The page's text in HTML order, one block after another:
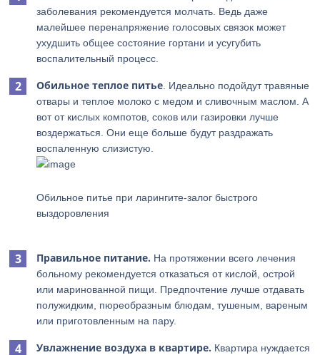
заболевания рекомендуется молчать. Ведь даже
малейшее перенапряжение голосовых связок может
ухудшить общее состояние гортани и усугубить
воспалительный процесс.
Обильное теплое питье . Идеально подойдут травяные
отвары и теплое молоко с медом и сливочным маслом. А
вот от кислых компотов, соков или газировки лучше
воздержаться. Они еще больше будут раздражать
воспаленную слизистую.
Обильное питье при ларингите-залог быстрого
выздоровления
Правильное питание. На протяжении всего лечения
больному рекомендуется отказаться от кислой, острой
или маринованной пищи. Предпочтение лучше отдавать
полужидким, пюреобразным блюдам, тушеным, вареным
или приготовленным на пару.
Увлажнение воздуха в квартире. Квартира нуждается